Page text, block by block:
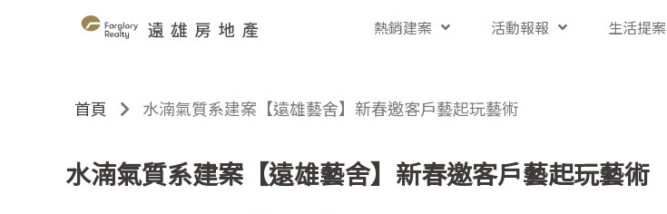
熱銷建案 活動報報 生活提案
首頁 水湳氣質系建案【遠雄藝舍】新春邀客戶藝起玩藝術
水湳氣質系建案【遠雄藝舍】新春邀客戶藝起玩藝術